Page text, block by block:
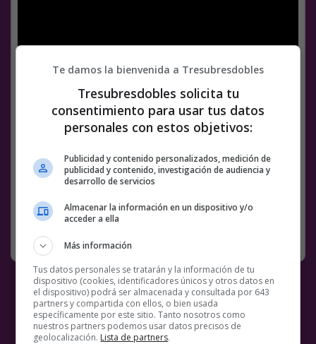
Facebook
Twitter
WhatsApp
Gmail
Meneame
Copy
Link
Te damos la bienvenida a Tresubresdobles
Tresubresdobles solicita tu
consentimiento para usar tus datos
personales con estos objetivos:
Publicidad y contenido personalizados, medición de
publicidad y contenido, investigación de audiencia y
desarrollo de servicios
Almacenar la información en un dispositivo y/o
acceder a ella
Más información
Tus datos personales se tratarán y la información de tu
dispositivo (cookies, identificadores únicos y otros datos en
el dispositivo) podrá ser almacenada y consultada por 643
partners y compartida con ellos, o bien usada
específicamente por este sitio. Tanto nosotros como
nuestros partners podemos usar datos precisos de
geolocalización. Lista de partners.